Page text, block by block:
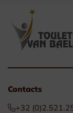
Contacts
+32